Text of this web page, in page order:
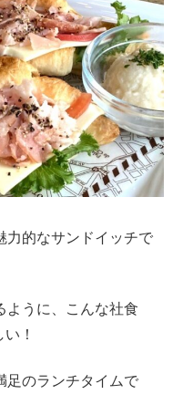
力的なサンドイッチで
ように、こんな社食
！
足のランチタイムで